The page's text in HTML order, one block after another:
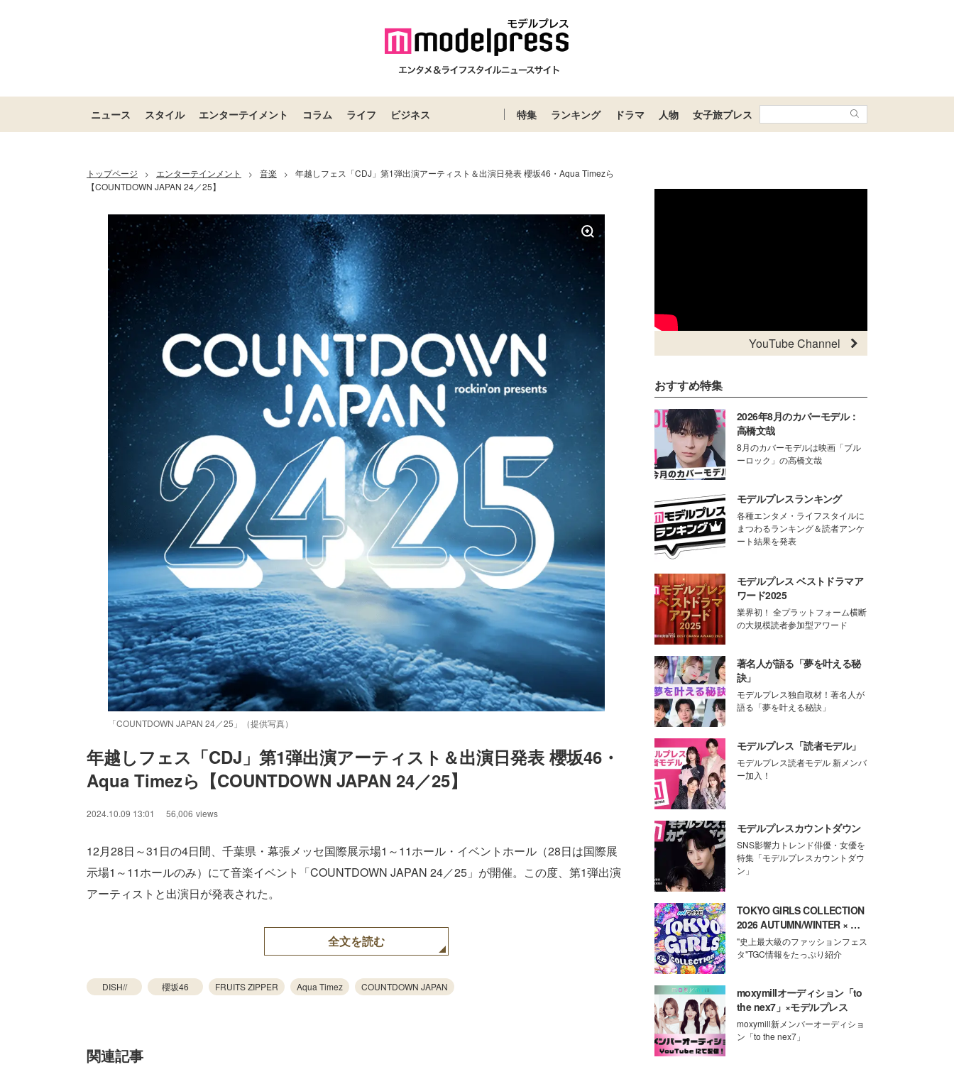
ニュース スタイル エンターテイメント コラム ライフ ビジネス 特集 ランキング ドラマ 人物 女子旅プレス
トップページ > エンターテインメント > 音楽 >
年越しフェス「CDJ」第1弾出演アーティスト＆出演日発表 櫻坂46・Aqua Timezら
【COUNTDOWN JAPAN 24／25】
「COUNTDOWN JAPAN 24／25」（提供写真）
年越しフェス「CDJ」第1弾出演アーティスト＆出演日発表 櫻坂46・
Aqua Timezら【COUNTDOWN JAPAN 24／25】
2024.10.09 13:01 56,006 views
12月28日～31日の4日間、千葉県・幕張メッセ国際展示場1～11ホール・イベントホール（28日は国際展
示場1～11ホールのみ）にて音楽イベント「COUNTDOWN JAPAN 24／25」が開催。この度、第1弾出演
アーティストと出演日が発表された。
全文を読む
DISH// 櫻坂46 FRUITS ZIPPER Aqua Timez COUNTDOWN JAPAN
関連記事
YouTube Channel
おすすめ特集
2026年8月のカバーモデル：
高橋文哉
8月のカバーモデルは映画「ブル
ーロック」の高橋文哉
モデルプレスランキング
各種エンタメ・ライフスタイルに
まつわるランキング＆読者アンケ
ート結果を発表
モデルプレス ベストドラマア
ワード2025
業界初！ 全プラットフォーム横断
の大規模読者参加型アワード
著名人が語る「夢を叶える秘
訣」
モデルプレス独自取材！著名人が
語る「夢を叶える秘訣」
モデルプレス「読者モデル」
モデルプレス読者モデル 新メンバ
ー加入！
モデルプレスカウントダウン
SNS影響力トレンド俳優・女優を
特集「モデルプレスカウントダウ
ン」
TOKYO GIRLS COLLECTION
2026 AUTUMN/WINTER × モ
デルプレス
"史上最大級のファッションフェス
タ"TGC情報をたっぷり紹介
moxymillオーディション「to
the nex7」×モデルプレス
moxymill新メンバーオーディショ
ン「to the nex7」